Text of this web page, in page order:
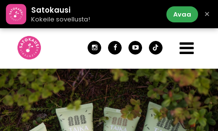
Satokausi
Kokeile sovellusta!
Avaa ×